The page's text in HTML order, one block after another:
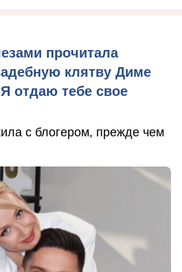
прочитала
клятву Диме
отдаю тебе свое
с блогером, прежде чем